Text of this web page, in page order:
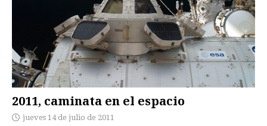
2011, caminata en el espacio
jueves 14 de julio de 2011